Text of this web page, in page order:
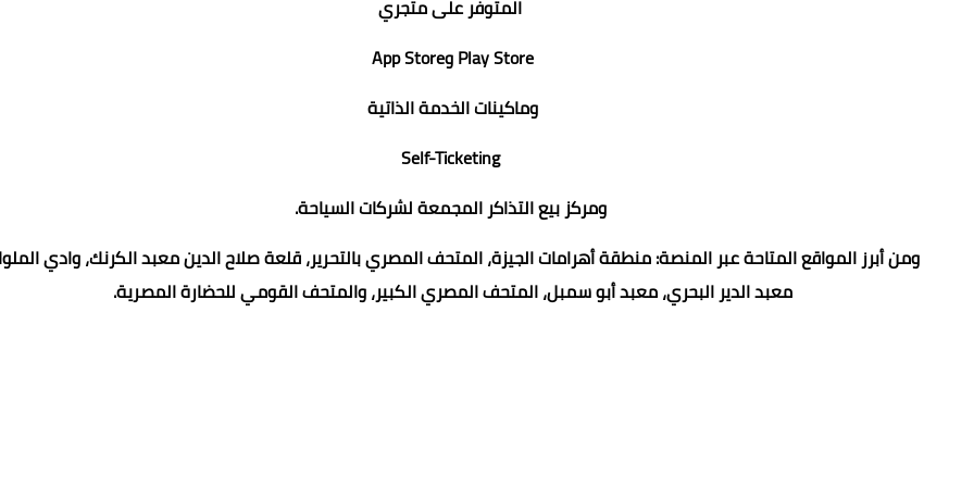
المتوفر على متجري
Play Store وApp Store
وماكينات الخدمة الذاتية
Self-Ticketing
ومركز بيع التذاكر المجمعة لشركات السياحة.
ومن أبرز المواقع المتاحة عبر المنصة: منطقة أهرامات الجيزة، المتحف المصري بالتحرير، قلعة صلاح الدين معبد الكرنك، وادي
معبد الدير البحري، معبد أبو سمبل، المتحف المصري الكبير، والمتحف القومي للحضارة المصرية.